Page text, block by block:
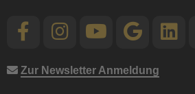
Zur Newsletter Anmeldung